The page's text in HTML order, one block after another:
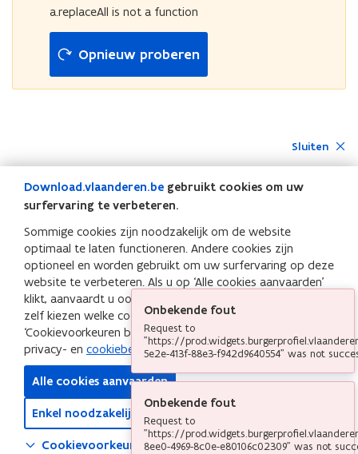
a.replaceAll is not a function
Opnieuw proberen
Onbekende fout
Request to
"https://
5e2e-413f-88e3-f942d9640554" was not
Onbekende fout
Request to
"https://
8ee0-4969-8c0e-e80106c02309" was not
Download.vlaanderen.be gebruikt cookies om uw
surfervaring te verbeteren.
Sommige cookies zijn noodzakelijk om de website
optimaal te laten functioneren. Andere cookies zijn
optioneel en worden gebruikt om uw surfervaring op deze
website te verbeteren. Als u op ‘Alle cookies aanvaarden’
klikt, aanvaardt u ook de optionele cookies. Wilt u liever
zelf kiezen welke cookies u aanvaardt? Klik op
‘Cookievoorkeuren beheren’. Meer info leest u in het
privacy- en cookiebeleidvanDownload.vlaanderen.be
Alle cookies aanvaarden
Enkel noodzakelijke cookies aanvaarden
Cookievoorkeuren beheren
Sluiten